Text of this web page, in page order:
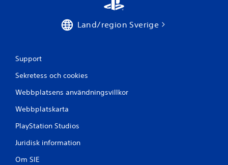
Land/region Sverige
Support
Sekretess och cookies
Webbplatsens användningsvillkor
Webbplatskarta
PlayStation Studios
Juridisk information
Om SIE